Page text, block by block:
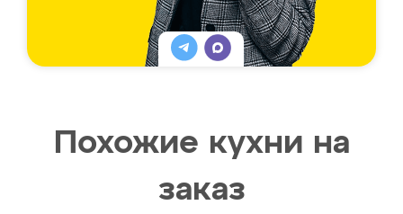
Похожие кухни на
заказ